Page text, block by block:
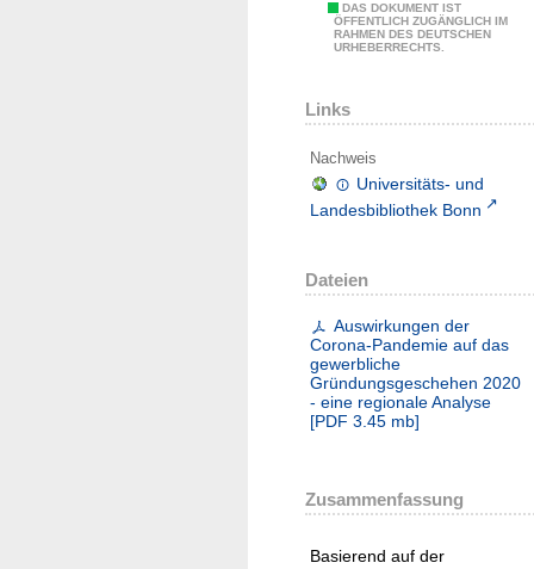
DAS DOKUMENT IST
ÖFFENTLICH ZUGÄNGLICH IM
RAHMEN DES DEUTSCHEN
URHEBERRECHTS.
Links
Nachweis
Universitäts- und
Landesbibliothek Bonn
Dateien
Auswirkungen der
Corona-Pandemie auf das
gewerbliche
Gründungsgeschehen 2020
- eine regionale Analyse
[PDF 3.45 mb]
Zusammenfassung
Basierend auf der